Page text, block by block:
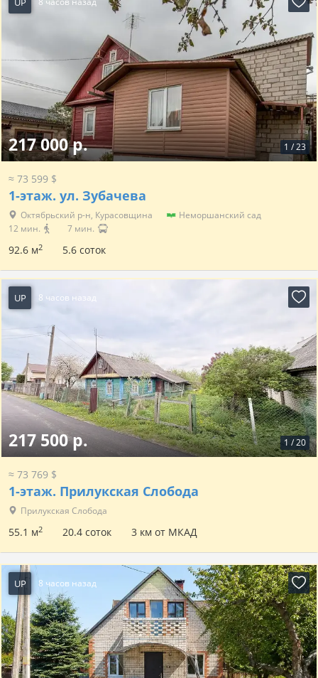
1 /23
217 000 р.
≈ 73 599 $
1-этаж. ул. Зубачева
Октябрьский р-н, Курасовщина
Неморшанский сад
12 мин.
7 мин.
92.6 м2 5.6 соток
UP 8 часов назад
1 /20
217 500 р.
≈ 73 769 $
1-этаж. Прилукская Слобода
Прилукская Слобода
55.1 м2 20.4 соток 3 км от МКАД
UP 8 часов назад